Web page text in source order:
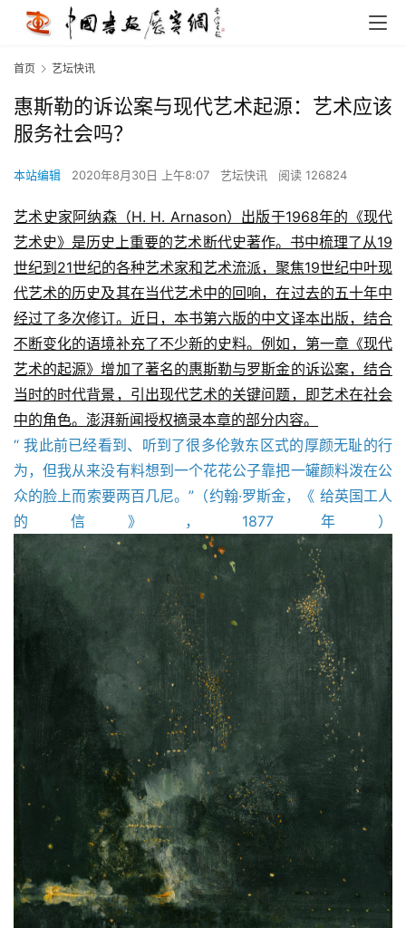
首页 艺坛快讯
惠斯勒的诉讼案与现代艺术起源：艺术应该
服务社会吗？
本站编辑 2020年8月30日 上午8:07 艺坛快讯 阅读 126824
艺术史家阿纳森（H. H. Arnason）出版于1968年的《现代
艺术史》是历史上重要的艺术断代史著作。书中梳理了从19
世纪到21世纪的各种艺术家和艺术流派，聚焦19世纪中叶现
代艺术的历史及其在当代艺术中的回响，在过去的五十年中
经过了多次修订。近日，本书第六版的中文译本出版，结合
不断变化的语境补充了不少新的史料。例如，第一章《现代
艺术的起源》增加了著名的惠斯勒与罗斯金的诉讼案，结合
当时的时代背景，引出现代艺术的关键问题，即艺术在社会
中的角色。澎湃新闻授权摘录本章的部分内容。
“ 我此前已经看到、听到了很多伦敦东区式的厚颜无耻的行
为，但我从来没有料想到一个花花公子靠把一罐颜料泼在公
众的脸上而索要两百几尼。”（约翰·罗斯金，《 给英国工人
的信》，1877 年）